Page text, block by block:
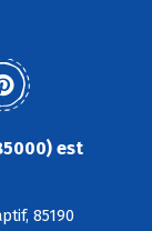
est
85190